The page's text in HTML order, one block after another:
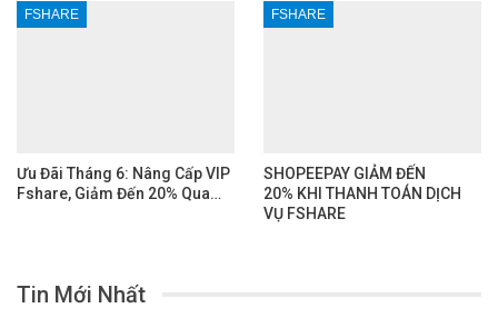
FSHARE
Ưu Đãi Tháng 6: Nâng Cấp VIP
Fshare, Giảm Đến 20% Qua…
FSHARE
SHOPEEPAY GIẢM ĐẾN
20% KHI THANH TOÁN DỊCH
VỤ FSHARE
Tin Mới Nhất